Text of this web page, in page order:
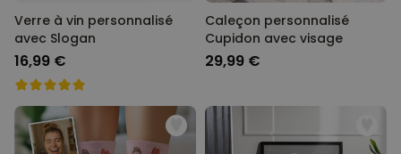
Verre à vin personnalisé
avec Slogan
16,99 €
Caleçon personnalisé
Cupidon avec visage
29,99 €